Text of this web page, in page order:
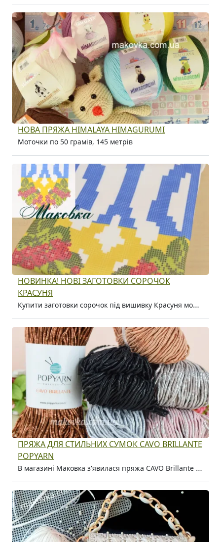
НОВА ПРЯЖА HIMALAYA HIMAGURUMI
Моточки по 50 грамів, 145 метрів
НОВИНКА! НОВІ ЗАГОТОВКИ СОРОЧОК
КРАСУНЯ
Купити заготовки сорочок під вишивку Красуня можна в магазині Маковка в Києві
ПРЯЖА ДЛЯ СТИЛЬНИХ СУМОК CAVO BRILLANTE
POPYARN
В магазині Маковка з'явилася пряжа CAVO Brillante Popyarn для сумок і кошиків